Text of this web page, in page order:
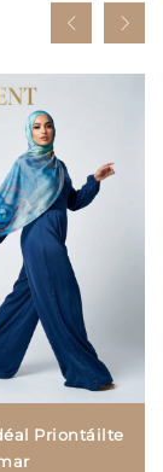
Priontáilte